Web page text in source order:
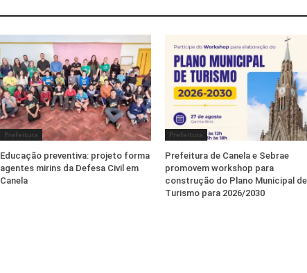
Prefeitura
Educação preventiva: projeto forma
agentes mirins da Defesa Civil em
Canela
Prefeitura
Prefeitura de Canela e Sebrae
promovem workshop para
construção do Plano Municipal de
Turismo para 2026/2030